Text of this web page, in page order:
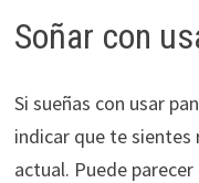
Soñar con
Si sueñas con usar
indicar que te sientes
actual. Puede